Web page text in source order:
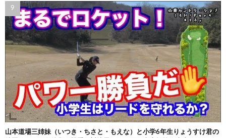
山本道場三姉妹（いつき・ちさと・もえな）と小学6年生りょうすけ君の